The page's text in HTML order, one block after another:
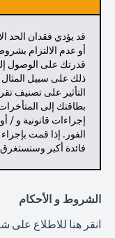
قد يؤدي فقدان الحد
أو عدم الالتزام
قدرتك على الوصول
ذلك على سبيل المثال
التأثير على تصنيف
بطاقتك إلى
إجراءات قانونية و /
الفور. إذا قمت
فائدة أكبر
الشروط و الأحكام
انقر هنا للاطلاع على